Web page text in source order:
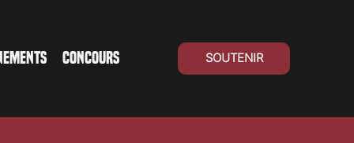
CONCOURS SOUTENIR